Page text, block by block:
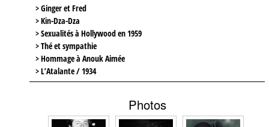
> Ginger et Fred
> Kin-Dza-Dza
> Sexualités à Hollywood en 1959
> Thé et sympathie
> Hommage à Anouk Aimée
> L’Atalante / 1934
Photos